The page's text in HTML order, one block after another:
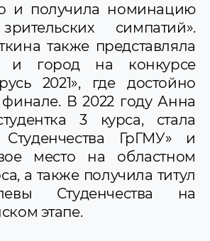
и получила номинацию
симпатий».
также представляла
и город на конкурсе
2021», где достойно
В 2022 году Анна
3 курса, стала
Студенчества ГрГМУ» и
место на областном
а также получила титул
Студенчества на
этапе.